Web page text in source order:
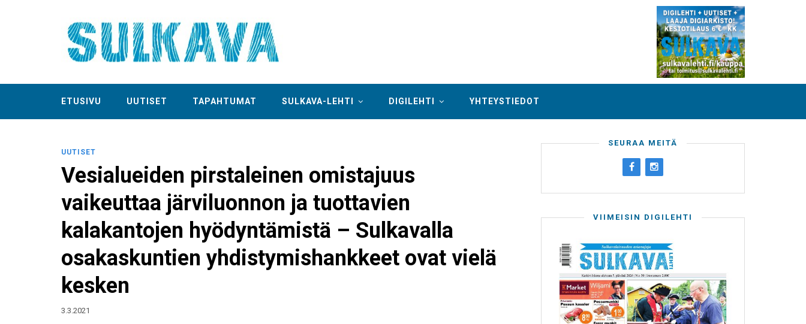
ETUSIVU UUTISET TAPAHTUMAT SULKAVA-LEHTI DIGILEHTI YHTEYSTIEDOT
UUTISET
Vesialueiden pirstaleinen omistajuus
vaikeuttaa järviluonnon ja tuottavien
kalakantojen hyödyntämistä – Sulkavalla
osakaskuntien yhdistymishankkeet ovat vielä
kesken
3.3.2021
SEURAA MEITÄ
VIIMEISIN DIGILEHTI